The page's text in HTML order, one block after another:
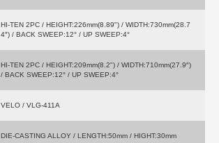
HI-TEN 2PC / HEIGHT:226mm(8.89") / WIDTH:730mm(28.7
4″) / BACK SWEEP:12° / UP SWEEP:4°
HI-TEN 2PC / HEIGHT:209mm(8.2") / WIDTH:710mm(27.9″)
/ BACK SWEEP:12° / UP SWEEP:4°
VELO / VLG-411A
DIE-CASTING ALLOY / LENGTH:50mm / HIGHT:30mm